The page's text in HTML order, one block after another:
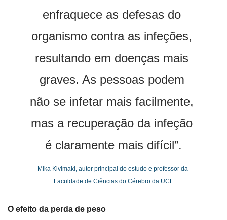
enfraquece as defesas do
organismo contra as infeções,
resultando em doenças mais
graves. As pessoas podem
não se infetar mais facilmente,
mas a recuperação da infeção
é claramente mais difícil”.
Mika Kivimaki, autor principal do estudo e professor da
Faculdade de Ciências do Cérebro da UCL
O efeito da perda de peso